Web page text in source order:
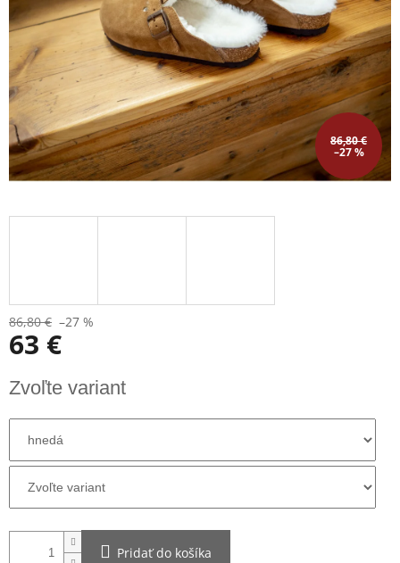
86,80 €
–27 %
86,80 € –27 %
63 €
cena:
Zvoľte variant
Pridať do košíka